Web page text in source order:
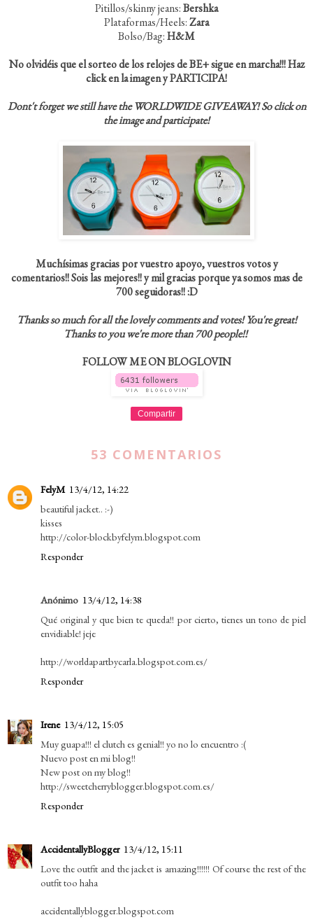
Pitillos/skinny jeans:Bershka
Plataformas/Heels:Zara
Bolso/Bag:H&M
No olvidéis que el sorteo de los relojes de BE+ sigue en marcha!!! Haz
click en la imagen y PARTICIPA!
Dont't forget we still have the WORLDWIDE GIVEAWAY! So click on
the image and participate!
Muchísimas gracias por vuestro apoyo, vuestros votos y
comentarios!! Sois las mejores!! y mil gracias porque ya somos mas de
700 seguidoras!! :D
Thanks so much for all the lovely comments and votes! You're great!
Thanks to you we're more than 700 people!!
FOLLOW ME ON BLOGLOVIN
Compartir
53 COMENTARIOS
FelyM 13/4/12, 14:22
beautiful jacket.. :-)
kisses
http://color-blockbyfelym.blogspot.com
Responder
Anónimo 13/4/12, 14:38
Qué original y que bien te queda!! por cierto, tienes un tono de piel
envidiable! jeje
http://worldapartbycarla.blogspot.com.es/
Responder
Irene 13/4/12, 15:05
Muy guapa!!! el clutch es genial!! yo no lo encuentro :(
Nuevo post en mi blog!!
New post on my blog!!
http://sweetcherryblogger.blogspot.com.es/
Responder
AccidentallyBlogger 13/4/12, 15:11
Love the outfit and the jacket is amazing!!!!!! Of course the rest of the
outfit too haha
accidentallyblogger.blogspot.com